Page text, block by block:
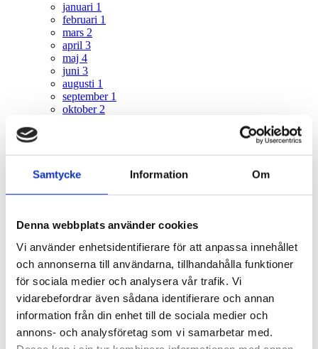
Samtycke Information Om
Denna webbplats använder cookies
Vi använder enhetsidentifierare för att anpassa innehållet
och annonserna till användarna, tillhandahålla funktioner
för sociala medier och analysera vår trafik. Vi
vidarebefordrar även sådana identifierare och annan
information från din enhet till de sociala medier och
annons- och analysföretag som vi samarbetar med.
januari 1
februari 1
mars 2
april 3
maj 4
juni 3
augusti 1
september 1
oktober2
202129
februari3
april6
maj4
juni4
augusti 2
november2
december1
202024